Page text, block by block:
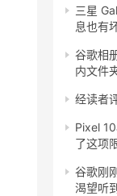
三星
息也有
谷歌相
内文件
经读者
Pixel
了这项
谷歌刚
渴望听